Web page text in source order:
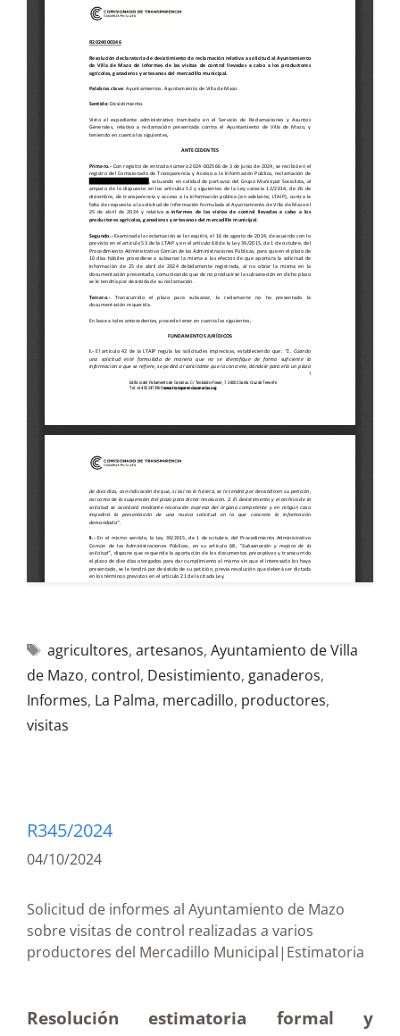
agricultores, artesanos, Ayuntamiento de Villa
de Mazo, control, Desistimiento, ganaderos,
Informes, La Palma, mercadillo, productores,
visitas
R345/2024
04/10/2024
Solicitud de informes al Ayuntamiento de Mazo
sobre visitas de control realizadas a varios
productores del Mercadillo Municipal|Estimatoria
Resolución estimatoria formal y